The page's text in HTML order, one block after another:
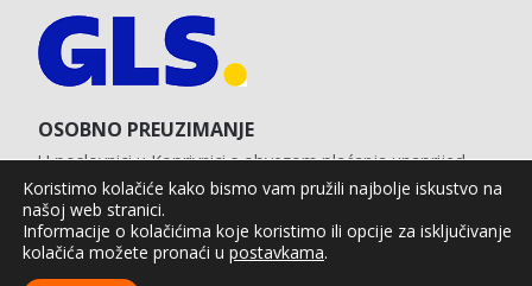
OSOBNO PREUZIMANJE
U poslovnici u Koprivnici s obvezom plaćanja unaprijed
karticom na web shopu.
Agro Moto Shop © 2025. Izrada web shopa:
Koristimo kolačiće kako bismo vam pružili najbolje iskustvo na
našoj web stranici.
Informacije o kolačićima koje koristimo ili opcije za isključivanje
kolačića možete pronaći u postavkama.